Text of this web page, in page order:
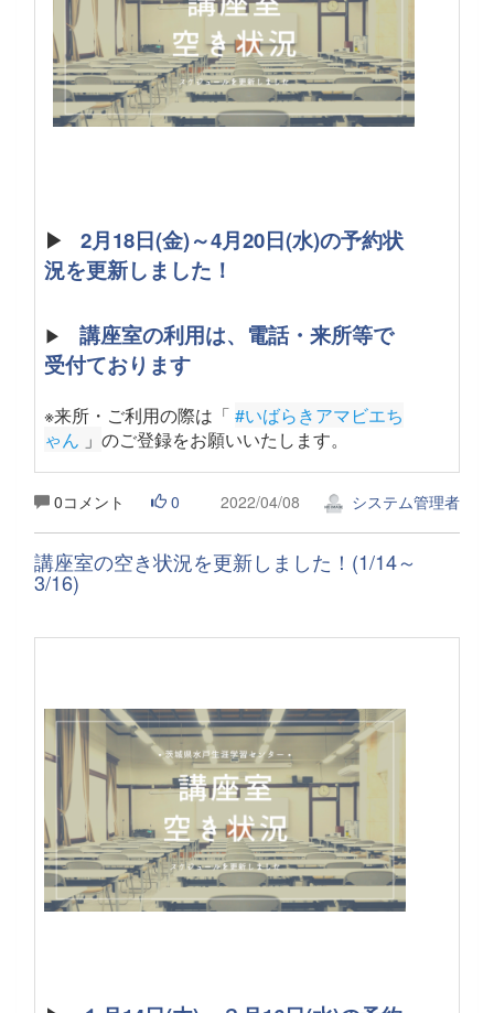
▶
2月18日(金)～4月20日(水)の予約状
況を更新しました！
▶ 講座室の利用は、電話・来所等で
受付ております
※来所・ご利用の際は「 #いばらきアマビエち
ゃん 」 のご登録をお願いいたします。
0コメント 0 2022/04/08 システム管理者
講座室の空き状況を更新しました！(1/14～
3/16)